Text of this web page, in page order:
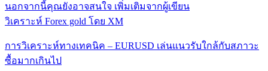
นอกจากนี้คุณยังอาจสนใจ เพิ่มเติมจากผู้เขียน
วิเคราะห์ Forex gold โดย XM
การวิเคราะห์ทางเทคนิค – EURUSD เล่นแนวรับใกล้กับสภาวะ
ซื้อมากเกินไป